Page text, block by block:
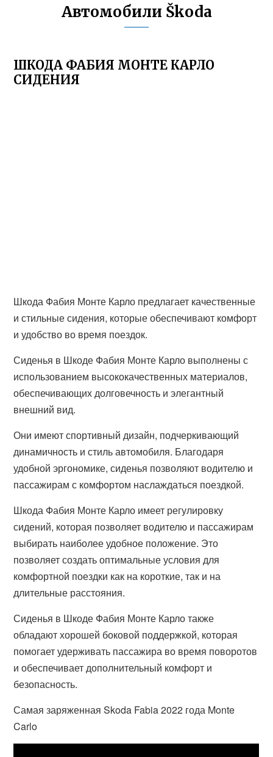
Автомобили Škoda
ШКОДА ФАБИЯ МОНТЕ КАРЛО
СИДЕНИЯ
Шкода Фабия Монте Карло предлагает качественные
и стильные сидения, которые обеспечивают комфорт
и удобство во время поездок.
Сиденья в Шкоде Фабия Монте Карло выполнены с
использованием высококачественных материалов,
обеспечивающих долговечность и элегантный
внешний вид.
Они имеют спортивный дизайн, подчеркивающий
динамичность и стиль автомобиля. Благодаря
удобной эргономике, сиденья позволяют водителю и
пассажирам с комфортом наслаждаться поездкой.
Шкода Фабия Монте Карло имеет регулировку
сидений, которая позволяет водителю и пассажирам
выбирать наиболее удобное положение. Это
позволяет создать оптимальные условия для
комфортной поездки как на короткие, так и на
длительные расстояния.
Сиденья в Шкоде Фабия Монте Карло также
обладают хорошей боковой поддержкой, которая
помогает удерживать пассажира во время поворотов
и обеспечивает дополнительный комфорт и
безопасность.
Самая заряженная Skoda Fabia 2022 года Monte
Carlo